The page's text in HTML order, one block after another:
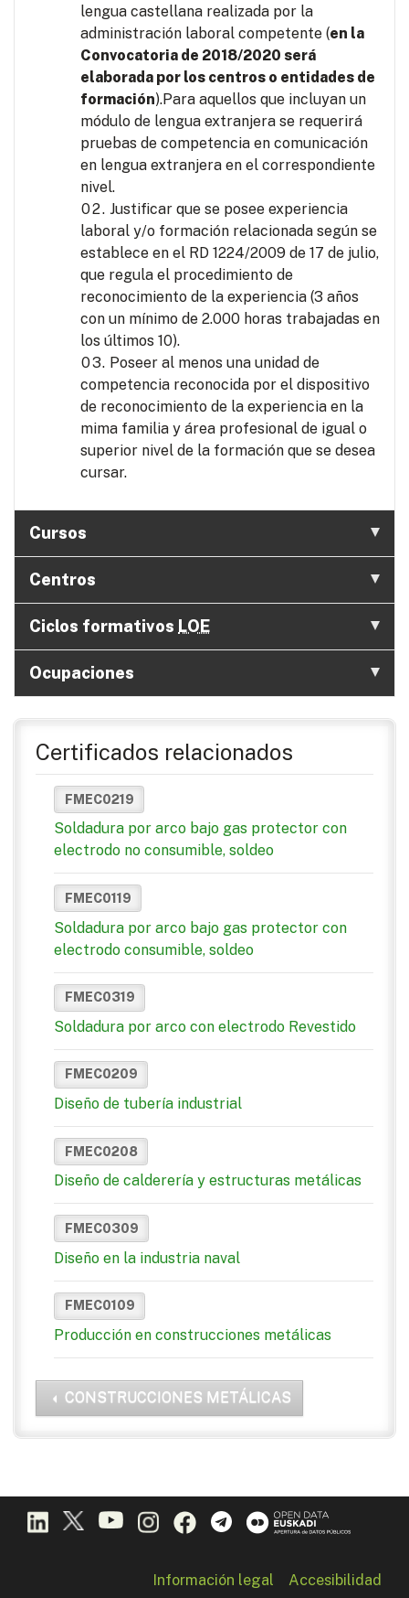
lengua castellana realizada por la
administración laboral competente (en la
Convocatoria de 2018/2020 será
elaborada por los centros o entidades de
formación).Para aquellos que incluyan un
módulo de lengua extranjera se requerirá
pruebas de competencia en comunicación
en lengua extranjera en el correspondiente
nivel.
Justificar que se posee experiencia
laboral y/o formación relacionada según se
establece en el RD 1224/2009 de 17 de julio,
que regula el procedimiento de
reconocimiento de la experiencia (3 años
con un mínimo de 2.000 horas trabajadas en
los últimos 10).
Poseer al menos una unidad de
competencia reconocida por el dispositivo
de reconocimiento de la experiencia en la
mima familia y área profesional de igual o
superior nivel de la formación que se desea
cursar.
Cursos
Centros
Ciclos formativos LOE
Ocupaciones
Certificados relacionados
FMEC0219
Soldadura por arco bajo gas protector con
electrodo no consumible, soldeo
FMEC0119
Soldadura por arco bajo gas protector con
electrodo consumible, soldeo
FMEC0319
Soldadura por arco con electrodo Revestido
FMEC0209
Diseño de tubería industrial
FMEC0208
Diseño de calderería y estructuras metálicas
FMEC0309
Diseño en la industria naval
FMEC0109
Producción en construcciones metálicas
CONSTRUCCIONES METÁLICAS
Información legal Accesibilidad